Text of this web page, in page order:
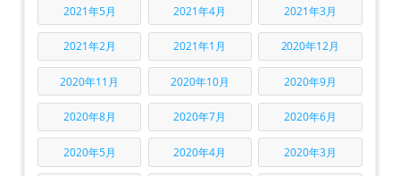
2021年5月 2021年4月 2021年3月
2021年2月 2021年1月 2020年12月
2020年11月 2020年10月 2020年9月
2020年8月 2020年7月 2020年6月
2020年5月 2020年4月 2020年3月